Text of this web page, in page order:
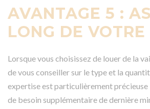
AVANTAGE 5 :
LONG DE
Lorsque vous choisissez de louer de la
de vous conseiller sur le type et la
expertise est particulièrement précieuse
de besoin supplémentaire de dernière